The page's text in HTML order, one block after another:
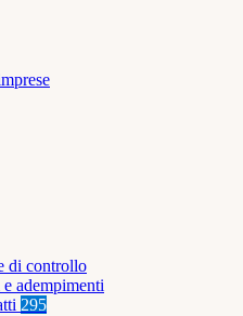
di controllo
adempimenti
295